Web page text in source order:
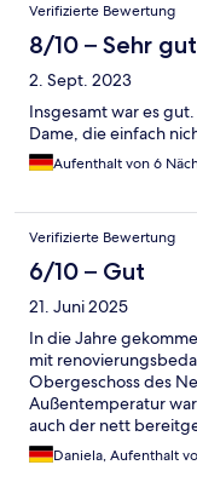
Verifizierte Bewertung
8/10 – Sehr gut
2. Sept. 2023
Insgesamt war es
Dame, die einfach
Aufenthalt von 6
Verifizierte Bewertung
6/10 – Gut
21. Juni 2025
In die Jahre
mit
Obergeschoss des
Außentemperatur
auch der nett
Lage in der
Personal ist sehr
Daniela, Aufenthalt